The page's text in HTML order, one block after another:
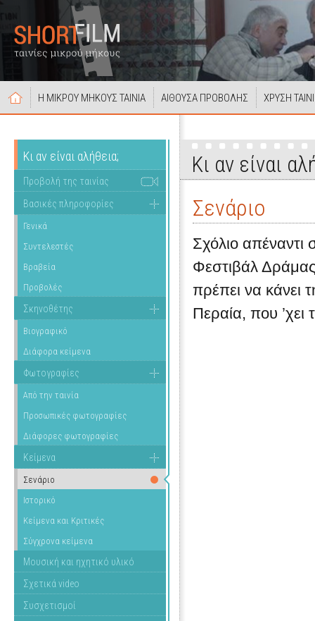
Η ΜΙΚΡΟΥ ΜΗΚΟΥΣ ΤΑΙΝΙΑ ΑΙΘΟΥΣΑ ΠΡΟΒΟΛΗΣ ΧΡΥΣΗ
Κι αν είναι αλήθεια;
Προβολή της ταινίας
Βασικές πληροφορίες
Γενικά
Συντελεστές
Βραβεία
Προβολές
Σκηνοθέτης
Βιογραφικό
Διάφορα κείμενα
Φωτογραφίες
Από την ταινία
Προσωπικές φωτογραφίες
Διάφορες φωτογραφίες
Κείμενα
Σενάριο
Ιστορικό
Κείμενα και Κριτικές
Σύγχρονα κείμενα
Μουσική και ηχητικό υλικό
Σχετικά video
Συσχετισμοί
Κι αν είναι
Σενάριο
Σχόλιο απέναντι
Φεστιβάλ
πρέπει να κάνει
Περαία, που